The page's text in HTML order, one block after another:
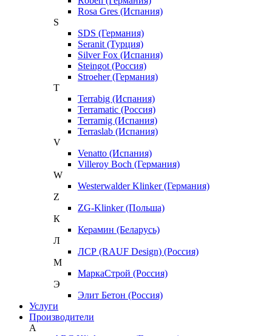
Rosa Gres (Испания)
S
SDS (Германия)
Seranit (Турция)
Silver Fox (Испания)
Steingot (Россия)
Stroeher (Германия)
T
Terrabig (Испания)
Terramatic (Россия)
Terramig (Испания)
Terraslab (Испания)
V
Venatto (Испания)
Villeroy Boch (Германия)
W
Westerwalder Klinker (Германия)
Z
ZG-Klinker (Польша)
К
Керамин (Беларусь)
Л
ЛСР (RAUF Design) (Россия)
М
МаркаСтрой (Россия)
Э
Элит Бетон (Россия)
Услуги
Производители
A